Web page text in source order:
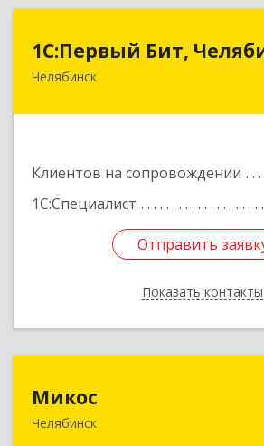
1С:Первый Бит,
Челябинск
Клиентов на сопровождении
1С:Специалист
Отправить
Показать контакты
1С:Первый Бит,
Отправить
Назад
Микос
Челябинск